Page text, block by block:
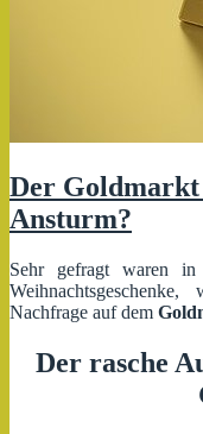
Der Goldmarkt
Ansturm?
Sehr gefragt waren in
Nachfrage auf dem
Der rasche